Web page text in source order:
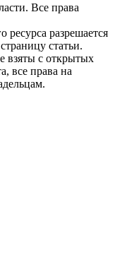
Все права
разрешается
статьи.
взяты с открытых
все права на